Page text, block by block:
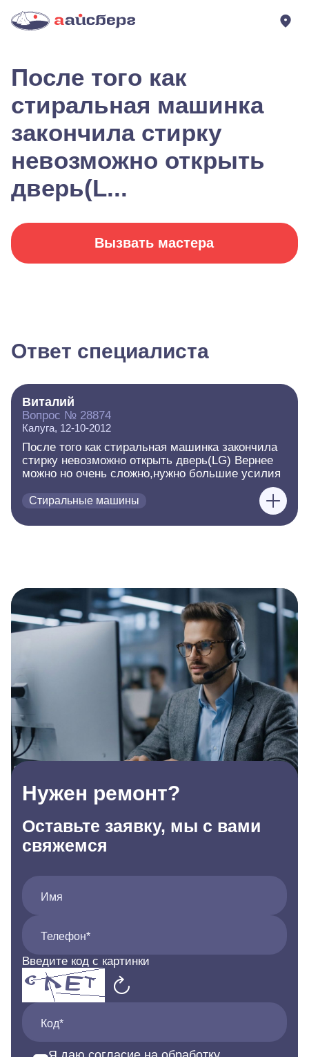
После того как
стиральная машинка
закончила стирку
невозможно открыть
дверь(L...
Вызвать мастера
Ответ специалиста
Виталий
Вопрос № 28874
Калуга, 12-10-2012
После того как стиральная машинка закончила
стирку невозможно открыть дверь(LG) Вернее
можно но очень сложно,нужно большие усилия
Стиральные машины
Нужен ремонт?
Оставьте заявку, мы с вами
свяжемся
Имя
Телефон*
Введите код с картинки
Код*